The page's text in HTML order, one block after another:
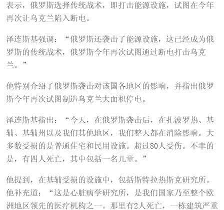
表示，俄罗斯选择传统战术，即打击能源设施，试图在今年
再次让乌克兰陷入断电。
泽连斯基强调：“俄罗斯还袭击了能源设施，这已经成为俄
罗斯的传统战术，俄罗斯今年再次试图通过断电打击乌克
兰。”
他特别介绍了俄罗斯袭击对该国各地区的影响，并指出俄罗
斯今年再次试图制造乌克兰大面积停电。
泽连斯基指出：“今天，在俄罗斯袭击后，在扎波罗热、基
辅、基辅州以及我们其他地区，我们整天都在消除影响。大
多数受损的是普通住宅和民用设施。超过80人受伤。不幸的
是，有四人死亡，其中包括一名儿童。”
他提到，在基辅受损的设施中，包括斯特拉热斯克研究所。
他补充道：“这是心脏病学研究所，是我们国家乃至整个欧
洲地区领先的医疗机构之一。那里有2人死亡，一栋建筑严重